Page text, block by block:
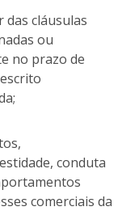
cláusulas
ou
no prazo de
conduta
comerciais da